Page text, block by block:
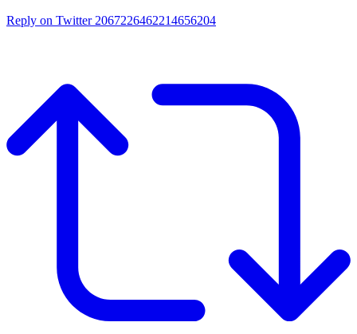
Reply on Twitter 2067226462214656204